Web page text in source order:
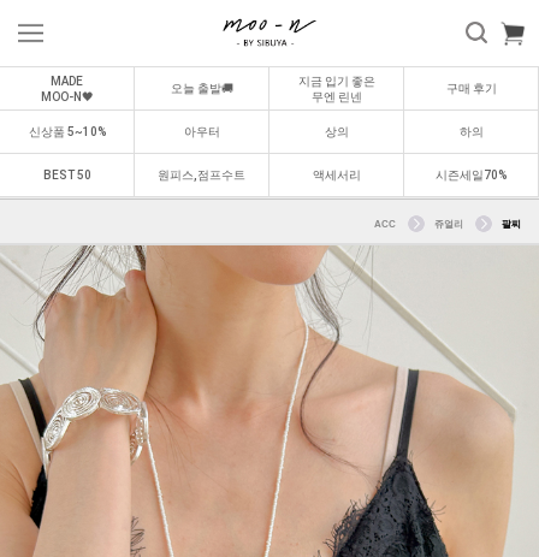
MADE
MOO-N🖤
오늘 출발🚚
지금 입기 좋은
무엔 린넨
구매 후기
신상품 5~10% 아우터 상의 하의
BEST 50 원피스,점프수트 액세서리 시즌세일70%
ACC 쥬얼리 팔찌